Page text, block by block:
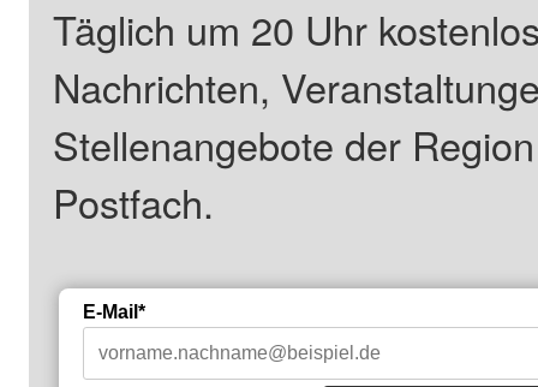
Täglich um 20 Uhr
Nachrichten,
Stellenangebote der
Postfach.
E-Mail*